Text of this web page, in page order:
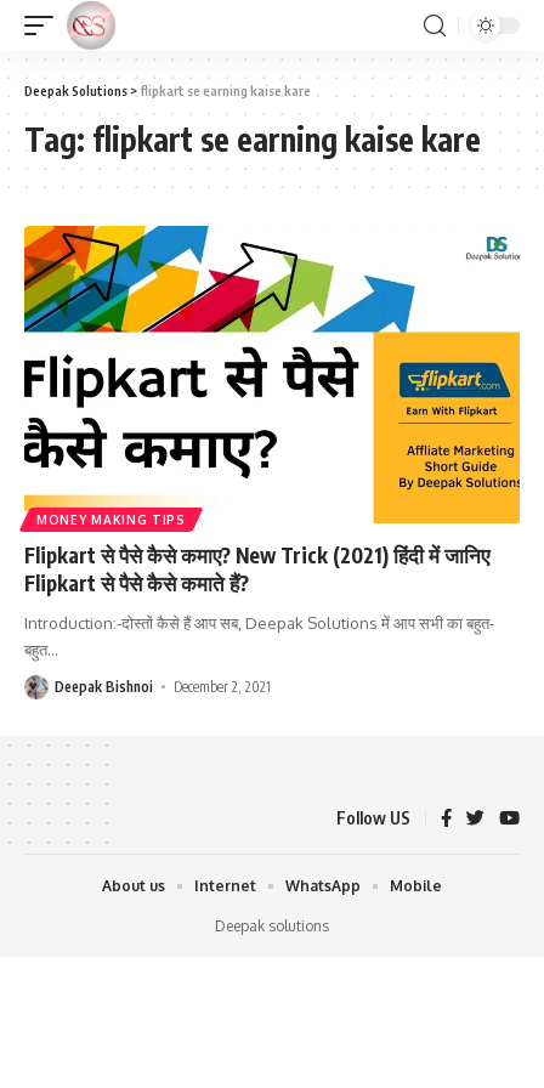
Deepak Solutions > flipkart se earning kaise kare
Tag: flipkart se earning kaise kare
MONEY MAKING TIPS
Flipkart से पैसे कैसे कमाए? New Trick (2021) हिंदी में जानिए
Flipkart से पैसे कैसे कमाते हैं?
Introduction:-दोस्तों कैसे हैं आप सब, Deepak Solutions में आप सभी का बहुत-
बहुत…
Deepak Bishnoi December 2, 2021
Follow US
Deepak solutions
About us Internet WhatsApp Mobile